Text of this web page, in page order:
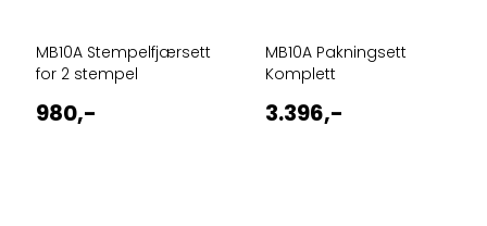
MB10A Stempelfjærsett
for 2 stempel
980,-
MB10A Pakningsett
Komplett
3.396,-